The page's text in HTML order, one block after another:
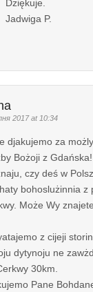
Dziękuje.
Jadwiga P.
2017 at 10:34
djakujemo za
Bożoji z
czy deś w
bohoslużinnia
Może Wy
z cijeji
dytynoju ne
30km.
Pane